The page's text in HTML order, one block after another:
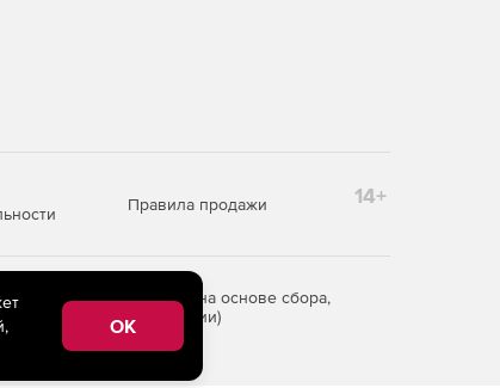
Правила продажи 14+
информации на основе сбора,
Российской Федерации)
OK